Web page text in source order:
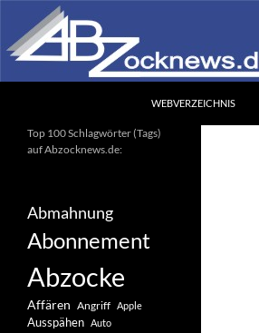
Inhalt
springen
WEBVERZEICHNIS
Ihr unabhängiges
Informationsportal
Top 100 Schlagwörter (Tags)
auf Abzocknews.de:
Abmahnung
Abonnement
Abzocke
Affären Angriff Apple
Ausspähen Auto